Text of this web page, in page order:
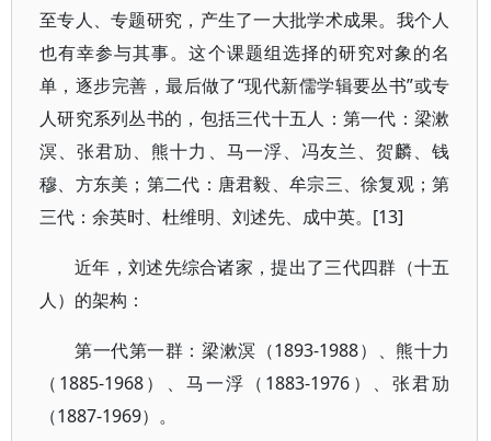
至专人、专题研究，产生了一大批学术成果。我个人
也有幸参与其事。这个课题组选择的研究对象的名
单，逐步完善，最后做了“现代新儒学辑要丛书”或专
人研究系列丛书的，包括三代十五人：第一代：梁漱
溟、张君劢、熊十力、马一浮、冯友兰、贺麟、钱
穆、方东美；第二代：唐君毅、牟宗三、徐复观；第
三代：余英时、杜维明、刘述先、成中英。[13]
近年，刘述先综合诸家，提出了三代四群（十五
人）的架构：
第一代第一群：梁漱溟（1893-1988）、熊十力
（1885-1968）、马一浮（1883-1976）、张君劢
（1887-1969）。